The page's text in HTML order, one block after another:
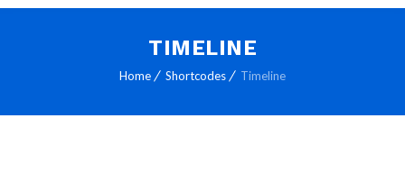
TIMELINE
Home Shortcodes Timeline